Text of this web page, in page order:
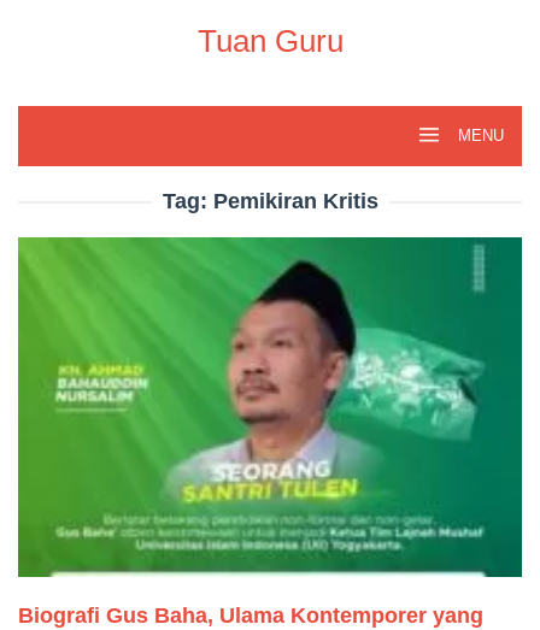
Tuan Guru
MENU
Tag: Pemikiran Kritis
Biografi Gus Baha, Ulama Kontemporer yang